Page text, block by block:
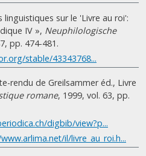
sur le 'Livre au roi':
IV », Neuphilologische
pp. 474-481.
stable/43343768...
rendu de Greilsammer éd., Livre
romane, 1999, vol. 63, pp.
digbib/view?p...
il/livre_au_roi.h...